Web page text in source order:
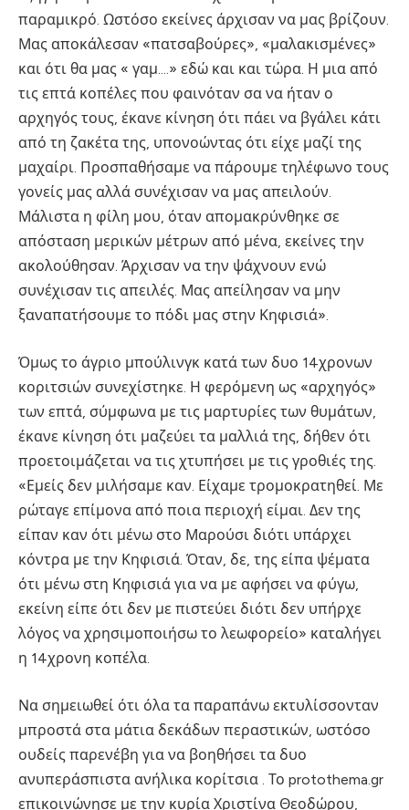
παραμικρό. Ωστόσο εκείνες άρχισαν να μας βρίζουν.
Μας αποκάλεσαν «πατσαβούρες», «μαλακισμένες»
και ότι θα μας « γαμ….» εδώ και και τώρα. Η μια από
τις επτά κοπέλες που φαινόταν σα να ήταν ο
αρχηγός τους, έκανε κίνηση ότι πάει να βγάλει κάτι
από τη ζακέτα της, υπονοώντας ότι είχε μαζί της
μαχαίρι. Προσπαθήσαμε να πάρουμε τηλέφωνο τους
γονείς μας αλλά συνέχισαν να μας απειλούν.
Μάλιστα η φίλη μου, όταν απομακρύνθηκε σε
απόσταση μερικών μέτρων από μένα, εκείνες την
ακολούθησαν. Άρχισαν να την ψάχνουν ενώ
συνέχισαν τις απειλές. Μας απείλησαν να μην
ξαναπατήσουμε το πόδι μας στην Κηφισιά».
Όμως το άγριο μπούλινγκ κατά των δυο 14χρονων
κοριτσιών συνεχίστηκε. Η φερόμενη ως «αρχηγός»
των επτά, σύμφωνα με τις μαρτυρίες των θυμάτων,
έκανε κίνηση ότι μαζεύει τα μαλλιά της, δήθεν ότι
προετοιμάζεται να τις χτυπήσει με τις γροθιές της.
«Εμείς δεν μιλήσαμε καν. Είχαμε τρομοκρατηθεί. Με
ρώταγε επίμονα από ποια περιοχή είμαι. Δεν της
είπαν καν ότι μένω στο Μαρούσι διότι υπάρχει
κόντρα με την Κηφισιά. Όταν, δε, της είπα ψέματα
ότι μένω στη Κηφισιά για να με αφήσει να φύγω,
εκείνη είπε ότι δεν με πιστεύει διότι δεν υπήρχε
λόγος να χρησιμοποιήσω το λεωφορείο» καταλήγει
η 14χρονη κοπέλα.
Να σημειωθεί ότι όλα τα παραπάνω εκτυλίσσονταν
μπροστά στα μάτια δεκάδων περαστικών, ωστόσο
ουδείς παρενέβη για να βοηθήσει τα δυο
ανυπεράσπιστα ανήλικα κορίτσια . Το protothema.gr
επικοινώνησε με την κυρία Χριστίνα Θεοδώρου,